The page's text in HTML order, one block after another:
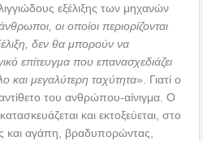
εξέλιξης των μηχανών
οι οποίοι περιορίζονται
δεν θα μπορούν να
επίτευγμα που επανασχεδιάζει
και μεγαλύτερη ταχύτητα». Γιατί ο
του ανθρώπου-αίνιγμα. Ο
και εκτοξεύεται, στο
και αγάπη, βραδυπορώντας,